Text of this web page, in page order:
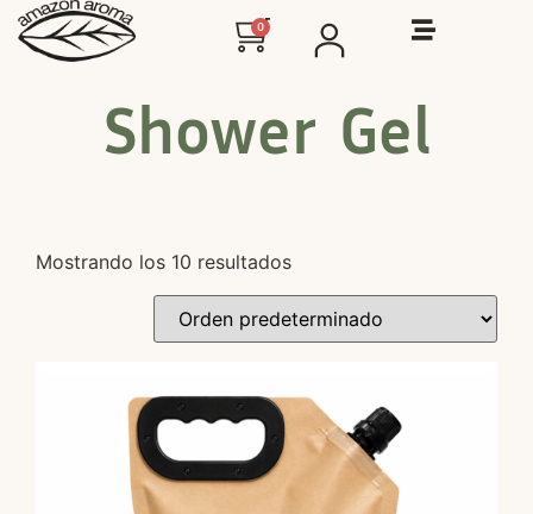
0
Shower Gel
Mostrando los 10 resultados